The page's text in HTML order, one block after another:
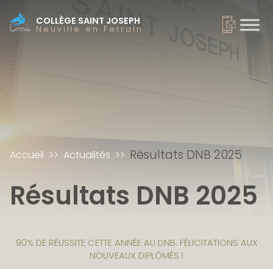
COLLÈGE SAINT JOSEPH
Neuville en Ferrain
Accueil Actualités Résultats DNB 2025
Résultats DNB 2025
90% DE RÉUSSITE CETTE ANNÉE AU DNB. FÉLICITATIONS AUX
NOUVEAUX DIPLÔMÉS !